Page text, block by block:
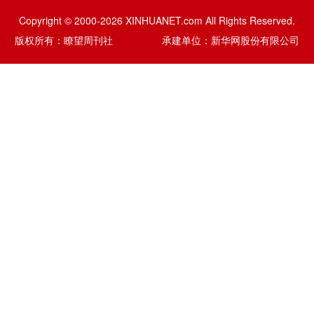
Copyright © 2000-2026 XINHUANET.com All Rights Reserved.
版权所有：瞭望周刊社 承建单位：新华网股份有限公司